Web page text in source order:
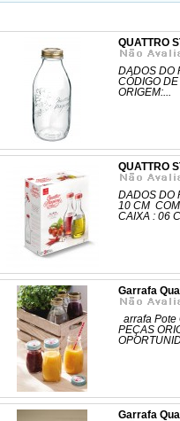
QUATTRO
DADOS DO
CÓDIGO
ORIGEM:...
QUATTRO
DADOS DO
10 CM
CAIXA : 06
Garrafa
arrafa Pote
PEÇAS
Garrafa